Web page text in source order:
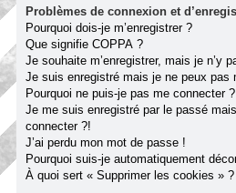
Problèmes de connexion et
Pourquoi dois-je m’enregistrer ?
Que signifie COPPA ?
Je souhaite m’enregistrer, mais je n’y
Je suis enregistré mais je ne peux pas
Pourquoi ne puis-je pas me connecter ?
Je me suis enregistré par le passé
connecter ?!
J’ai perdu mon mot de passe !
Pourquoi suis-je automatiquement
À quoi sert « Supprimer les cookies » ?